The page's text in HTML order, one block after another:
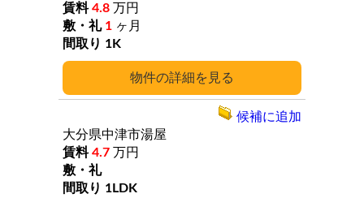
詳細
4.8 万円
1 ヶ月
1K
大分県中津市湯屋
4.7 万円
1LDK
候補に追加